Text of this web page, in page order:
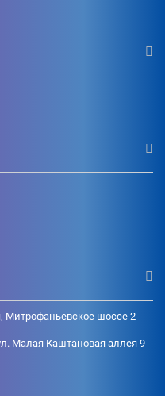
Митрофаньевское шоссе 2
Малая Каштановая аллея 9